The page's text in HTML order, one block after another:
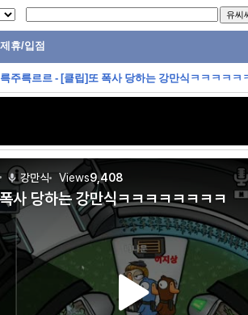
제휴/입점
주륵르르 - [클립]또 폭사 당하는 강만식ㅋㅋㅋㅋㅋ